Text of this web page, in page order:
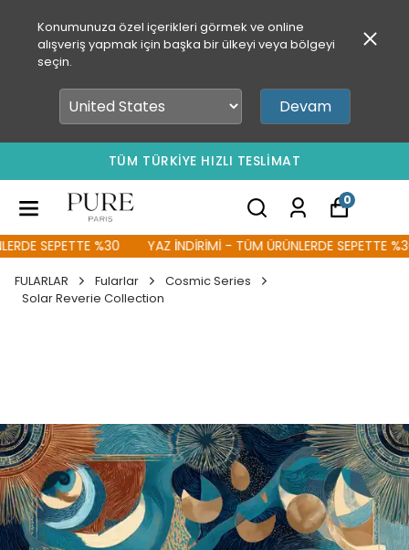
Konumunuza özel içerikleri görmek ve online
alışveriş yapmak için başka bir ülkeyi veya bölgeyi
seçin.
Devam
TÜM TÜRKİYE HIZLI TESLİMAT
0
SEPETTE %30 YAZ İNDİRİMİ - TÜM ÜRÜNLERDE SEPETTE %30
FULARLAR Fularlar
Cosmic Series
Solar Reverie Collection